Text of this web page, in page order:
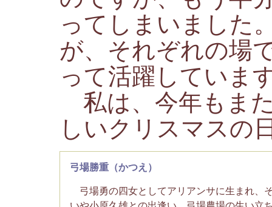
ってしまいました
が、それぞれの場
って活躍していま
私は、今年もま
しいクリスマスの
弓場勝重（かつえ）
弓場勇の四女としてアリアンサに生まれ、